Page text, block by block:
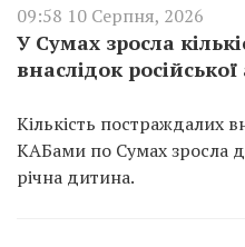
09:58 10 Серпня, 2026
У Сумах зросла
внаслідок
Кількість постраждалих
КАБами по Сумах зросла
річна дитина.